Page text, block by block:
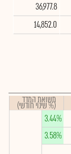
36,977.8
14,852.0
תשואת המדד
(% שינוי חודשי)
3.44%
3.58%